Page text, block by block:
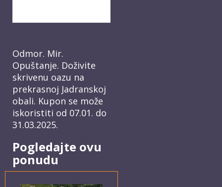
Odmor. Mir.
Opuštanje. Doživite
skrivenu oazu na
prekrasnoj Jadranskoj
obali. Kupon se može
iskoristiti od 07.01. do
31.03.2025.
Pogledajte ovu
ponudu